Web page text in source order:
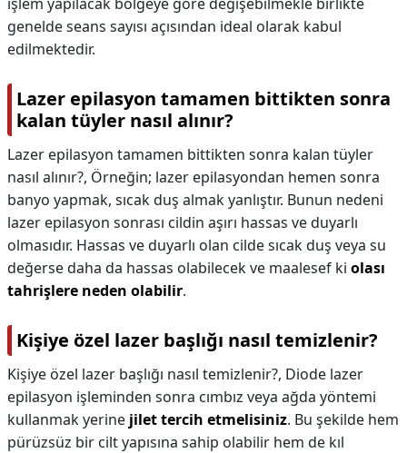
genelde seans sayısı açısından ideal olarak kabul
edilmektedir.
Lazer epilasyon tamamen bittikten sonra
kalan tüyler nasıl alınır?
Lazer epilasyon tamamen bittikten sonra kalan tüyler
nasıl alınır?, Örneğin; lazer epilasyondan hemen sonra
banyo yapmak, sıcak duş almak yanlıştır. Bunun nedeni
lazer epilasyon sonrası cildin aşırı hassas ve duyarlı
olmasıdır. Hassas ve duyarlı olan cilde sıcak duş veya su
değerse daha da hassas olabilecek ve maalesef ki olası
tahrişlere neden olabilir.
Kişiye özel lazer başlığı nasıl temizlenir?
Kişiye özel lazer başlığı nasıl temizlenir?, Diode lazer
epilasyon işleminden sonra cımbız veya ağda yöntemi
kullanmak yerine jilet tercih etmelisiniz. Bu şekilde hem
pürüzsüz bir cilt yapısına sahip olabilir hem de kıl